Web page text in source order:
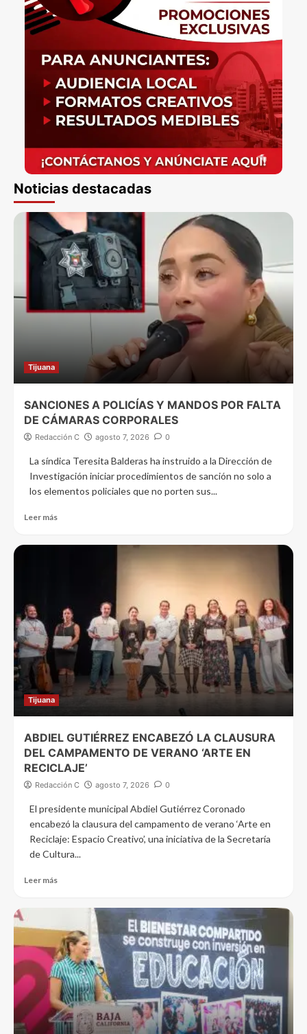
Noticias destacadas
Tijuana
SANCIONES A POLICÍAS Y MANDOS POR FALTA
DE CÁMARAS CORPORALES
Redacción C agosto 7, 2026 0
La síndica Teresita Balderas ha instruido a la Dirección de
Investigación iniciar procedimientos de sanción no solo a
los elementos policiales que no porten sus...
Leer más
Tijuana
ABDIEL GUTIÉRREZ ENCABEZÓ LA CLAUSURA
DEL CAMPAMENTO DE VERANO ‘ARTE EN
RECICLAJE’
Redacción C agosto 7, 2026 0
El presidente municipal Abdiel Gutiérrez Coronado
encabezó la clausura del campamento de verano ‘Arte en
Reciclaje: Espacio Creativo’, una iniciativa de la Secretaría
de Cultura...
Leer más